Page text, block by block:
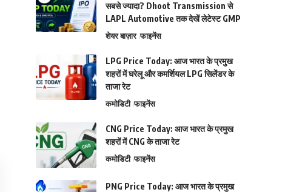
सबसे ज्यादा? Dhoot Transmission से
LAPL Automotive तक देखें लेटेस्ट GMP
शेयर बाज़ार फाइनेंस
LPG Price Today: आज भारत के प्रमुख
शहरों में घरेलू और कमर्शियल LPG सिलेंडर के
ताजा रेट
कमोडिटी फाइनेंस
CNG Price Today: आज भारत के प्रमुख
शहरों में CNG के ताजा रेट
कमोडिटी फाइनेंस
PNG Price Today: आज भारत के प्रमुख